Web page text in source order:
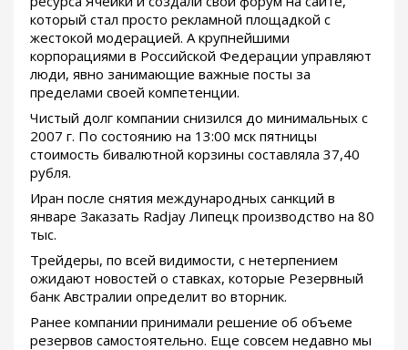
который стал просто рекламной площадкой с
жестокой модерацией. А крупнейшими
корпорациями в Российской Федерации управляют
люди, явно занимающие важные посты за
пределами своей компетенции.
Чистый долг компании снизился до минимальных с
2007 г. По состоянию на 13:00 мск пятницы
стоимость бивалютной корзины составляла 37,40
рубля.
Иран после снятия международных санкций в
январе Заказать Radjay Липецк производство на 80
тыс.
Трейдеры, по всей видимости, с нетерпением
ожидают новостей о ставках, которые Резервный
банк Австралии определит во вторник.
Ранее компании принимали решение об объеме
резервов самостоятельно. Еще совсем недавно мы